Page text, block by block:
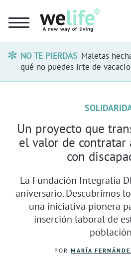
NO TE PIERDAS Maletas
qué no puedes irte de
Un proyecto que
el valor de contratar
con
La Fundación Integralia
aniversario. Descubrimos
una iniciativa pionera
inserción laboral de
POR MARÍA